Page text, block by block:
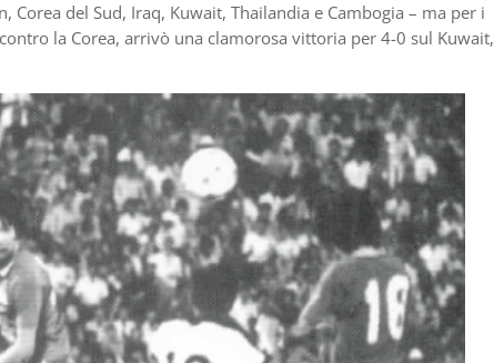
del Sud, Iraq, Kuwait, Thailandia e Cambogia – ma per i
la Corea, arrivò una clamorosa vittoria per 4-0 sul Kuwait,